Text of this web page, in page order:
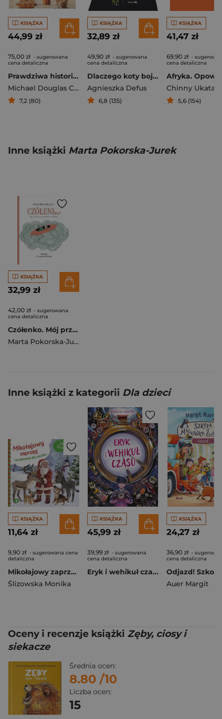
KSIĄŻKA
44,99 zł
75,00 zł - sugerowana
cena detaliczna
Prawdziwa historia czekolady
Michael Douglas Coe
Sophie Coe
7,2 (80)
KSIĄŻKA
32,89 zł
49,90 zł - sugerowana
cena detaliczna
Dlaczego koty boją się ogórków?. Czyli czego nie widać gołym okiem, a widzą to naukowcy
Agnieszka Defus
6,8 (135)
KSIĄŻKA
41,47 zł
69,90 zł -
cena detaliczna
Chinny Ukata
5,6 (154)
Inne książki Marta Pokorska-Jurek
KSIĄŻKA
32,99 zł
42,00 zł - sugerowana
cena detaliczna
Czółenko. Mój przewodnik po Łodzi
Marta Pokorska-Jurek
Inne książki z kategorii Dla dzieci
KSIĄŻKA
11,64 zł
9,90 zł - sugerowana cena
detaliczna
Mikołajowy zaprzęg i przebranie dla osiołka
Ślizowska Monika
KSIĄŻKA
45,99 zł
39,99 zł - sugerowana
cena detaliczna
Eryk i wehikuł czasu. To się czyta
KSIĄŻKA
24,27 zł
36,90 zł -
cena detaliczna
Auer Margit
Oceny i recenzje książki Zęby, ciosy i
siekacze
Średnia ocen:
8.80 /10
Liczba ocen:
15